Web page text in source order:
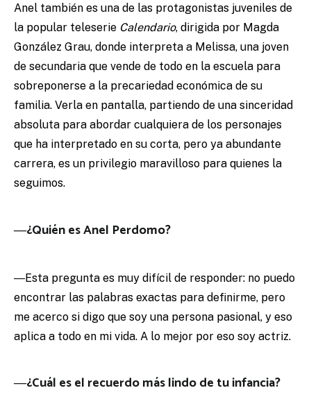
Anel también es una de las protagonistas juveniles de
la popular teleserie Calendario, dirigida por Magda
González Grau, donde interpreta a Melissa, una joven
de secundaria que vende de todo en la escuela para
sobreponerse a la precariedad económica de su
familia. Verla en pantalla, partiendo de una sinceridad
absoluta para abordar cualquiera de los personajes
que ha interpretado en su corta, pero ya abundante
carrera, es un privilegio maravilloso para quienes la
seguimos.
―¿Quién es Anel Perdomo?
―Esta pregunta es muy difícil de responder: no puedo
encontrar las palabras exactas para definirme, pero
me acerco si digo que soy una persona pasional, y eso
aplica a todo en mi vida. A lo mejor por eso soy actriz.
―¿Cuál es el recuerdo más lindo de tu infancia?